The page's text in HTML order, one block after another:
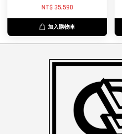
NT$ 35,590
加入購物車